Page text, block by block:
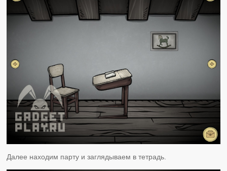
Далее находим парту и заглядываем в тетрадь.